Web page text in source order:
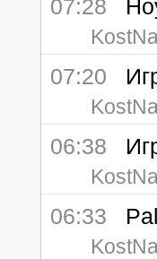
07:28
07:20
06:38
06:33